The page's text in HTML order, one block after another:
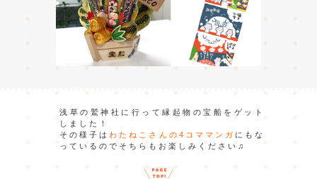
浅草の鷲神社に行って縁起物の宝船をゲット
しました！
その様子は わたねこさんの4コママンガ にもな
っているのでそちらもお楽しみください♫